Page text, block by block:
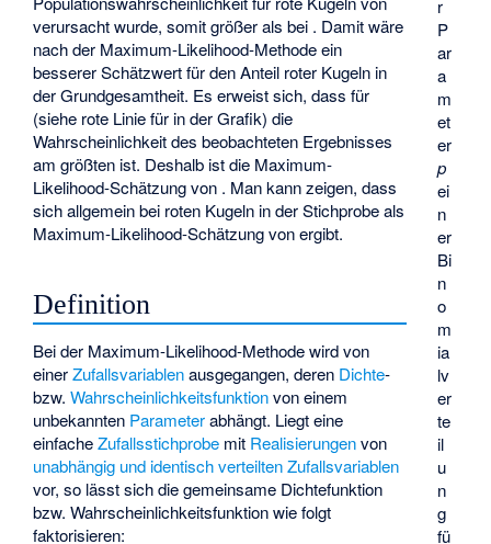
r
P
ar
a
m
et
er
p
ei
n
er
Bi
n
o
m
ia
lv
er
te
il
u
n
g
fü
verursacht wurde, somit größer als bei . Damit wäre
nach der Maximum-Likelihood-Methodeein
besserer Schätzwert für den Anteil roter Kugeln in
der Grundgesamtheit. Es erweist sich, dass für
(siehe rote Linie für in der Grafik) die
Wahrscheinlichkeit des beobachteten Ergebnisses
am größten ist. Deshalb istdie Maximum-
Likelihood-Schätzung von . Man kann zeigen, dass
sich allgemein bei roten Kugeln in der Stichprobeals
Maximum-Likelihood-Schätzung vonergibt.
Definition
Bei der Maximum-Likelihood-Methode wird von
einerZufallsvariablen ausgegangen, deren Dichte-
bzw.Wahrscheinlichkeitsfunktion von einem
unbekannten Parameter abhängt. Liegt eine
einfacheZufallsstichprobe mit Realisierungen von
unabhängig und identisch verteilten Zufallsvariablen
vor, so lässt sich die gemeinsame Dichtefunktion
bzw. Wahrscheinlichkeitsfunktion wie folgt
faktorisieren: